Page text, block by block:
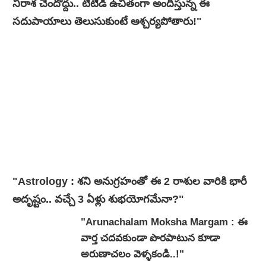
నిరాశ చెందొద్దు.. టీటీడీ ఉచితంగా అందిస్తున్న ఈ
సదుపాయాలు తెలుసుకుంటే ఆశ్చర్యపోతారు!"
"Astrology : శని అనుగ్రహంతో ఈ 2 రాశుల వారికి భారీ
అదృష్టం.. వచ్చే 3 ఏళ్లు శుభయోగమేనా?"
"Arunachalam Moksha Margam : ఈ
వార్త చదవకుండా పొరపాటున కూడా
అరుణాచలం వెళ్ళకండి..!"